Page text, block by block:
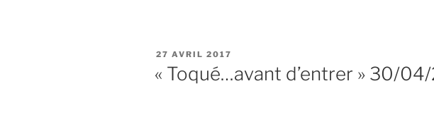
PUBLIÉ
LE
27 AVRIL 2017
« Toqué…avant d’entrer » 30/